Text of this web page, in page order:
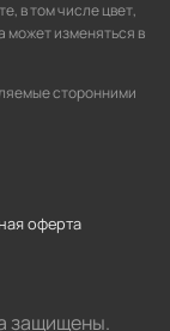
в том числе цвет,
может изменяться в
сторонними
оферта
защищены.